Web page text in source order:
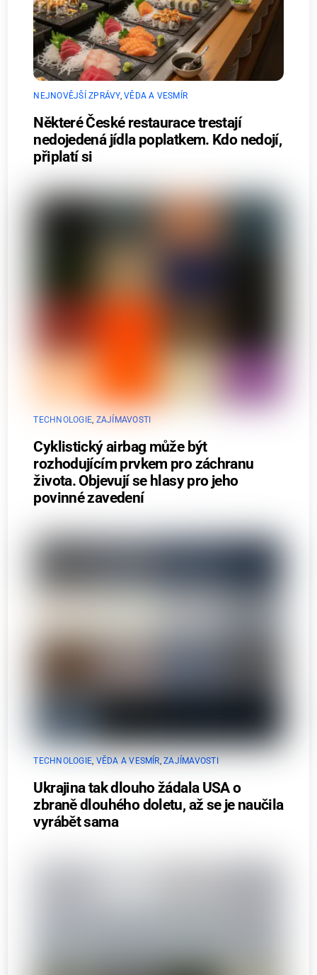
NEJNOVĚJŠÍ ZPRÁVY,VĚDA A VESMÍR
Některé České restaurace trestají
nedojedená jídla poplatkem. Kdo nedojí,
připlatí si
TECHNOLOGIE, ZAJÍMAVOSTI
Cyklistický airbag může být
rozhodujícím prvkem pro záchranu
života. Objevují se hlasy pro jeho
povinné zavedení
TECHNOLOGIE, VĚDA A VESMÍR,ZAJÍMAVOSTI
Ukrajina tak dlouho žádala USA o
zbraně dlouhého doletu, až se je naučila
vyrábět sama